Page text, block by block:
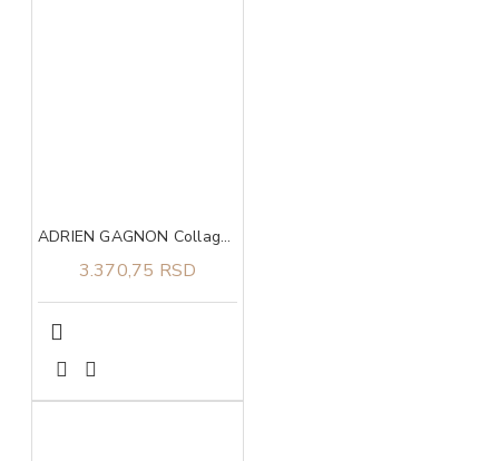
ADRIEN GAGNON Collagen triple action caps 90
3.370,75 RSD